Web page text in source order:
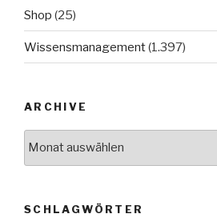
Shop (25)
Wissensmanagement(1.397)
ARCHIVE
SCHLAGWÖRTER